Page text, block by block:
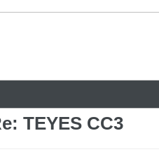
TEYES CC3